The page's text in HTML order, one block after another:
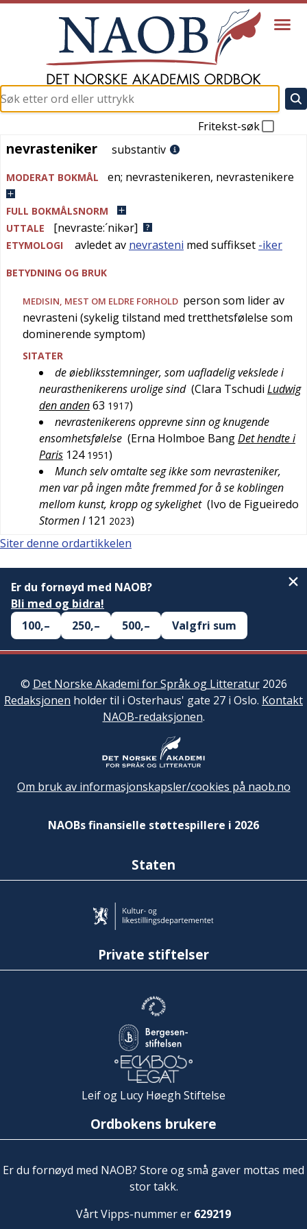
Fritekst-søk
nevrasteniker
nevrasteniker substantiv
MODERAT BOKMÅL en; nevrastenikeren, nevrastenikere
FULL BOKMÅLSNORM
UTTALE
[nevraste:´nikər]
ETYMOLOGI avledet av nevrasteni med suffikset -iker
BETYDNING OG BRUK
MEDISIN, MEST OM ELDRE FORHOLD person som lider av
nevrasteni (sykelig tilstand med tretthetsfølelse som
dominerende symptom)
SITATER
de øiebliksstemninger, som uafladelig vekslede i
neurasthenikerens urolige sind (Clara Tschudi Ludwig
den anden63 1917)
nevrastenikerens opprevne sinn og knugende
ensomhetsfølelse (Erna Holmboe BangDet hendte i
Paris 124 1951)
Munch selv omtalte seg ikke som nevrasteniker,
men var på ingen måte fremmed for å se koblingen
mellom kunst, kropp og sykelighet (Ivo de Figueiredo
Stormen I 121 2023)
Siter denne ordartikkelen
Er du fornøyd med NAOB?
Bli med og bidra!
100,–
250,– 500,– Valgfri sum
© Det Norske Akademi for Språk og Litteratur2026
Redaksjonen holder til i Osterhaus' gate 27 i Oslo. Kontakt
NAOB-redaksjonen.
Om bruk av informasjonskapsler/cookies på naob.no
NAOBs finansielle støttespillere i 2026
Staten
Private stiftelser
Leif og Lucy Høegh Stiftelse
Ordbokens brukere
Er du fornøyd med NAOB? Store og små gaver mottas med
stor takk.
Vårt Vipps-nummer er 629219